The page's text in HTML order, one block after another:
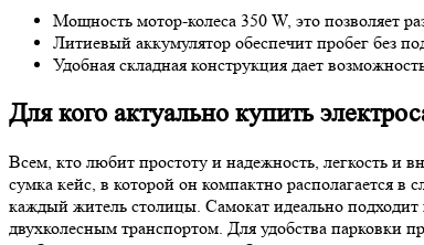
Мощность мотор-колеса 350 W, это позволяет
Литиевый аккумулятор обеспечит пробег без
Удобная складная конструкция дает
Для кого актуально купить
Всем, кто любит простоту и надежность, легкость и
сумка кейс, в которой он компактно располагается
каждый житель столицы. Самокат идеально подходит
двухколесным транспортом. Для удобства парковки